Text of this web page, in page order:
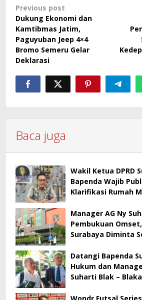
Post
navigation
Previous post
Dukung Ekonomi dan
Kamtibmas Jatim,
Paguyuban Jeep 4×4
Bromo Semeru Gelar
Deklarasi
Baca juga
Wakil Ketua DPRD
Bapenda Wajib
Klarifikasi Rumah
Manager AG Ny
Pembukuan
Surabaya Diminta
Datangi Bapenda
Hukum dan
Suharti Blak –